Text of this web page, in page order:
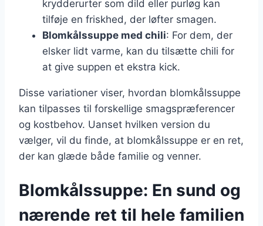
krydderurter som dild eller purløg kan
tilføje en friskhed, der løfter smagen.
Blomkålssuppe med chili: For dem, der
elsker lidt varme, kan du tilsætte chili for
at give suppen et ekstra kick.
Disse variationer viser, hvordan blomkålssuppe
kan tilpasses til forskellige smagspræferencer
og kostbehov. Uanset hvilken version du
vælger, vil du finde, at blomkålssuppe er en ret,
der kan glæde både familie og venner.
Blomkålssuppe: En sund og
nærende ret til hele familien